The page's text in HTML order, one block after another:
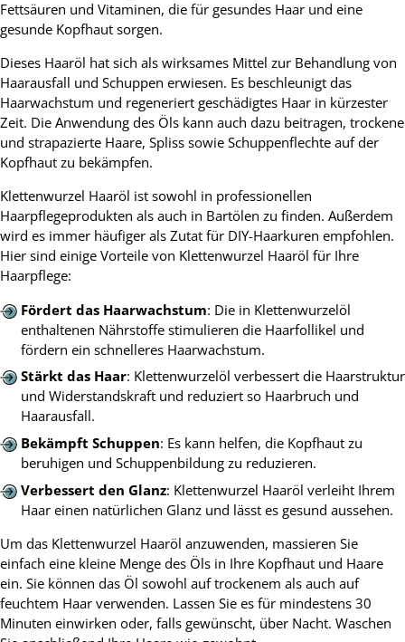
Fettsäuren und Vitaminen, die für gesundes Haar und eine
gesunde Kopfhaut sorgen.
Dieses Haaröl hat sich als wirksames Mittel zur Behandlung von
Haarausfall und Schuppen erwiesen. Es beschleunigt das
Haarwachstum und regeneriert geschädigtes Haar in kürzester
Zeit. Die Anwendung des Öls kann auch dazu beitragen, trockene
und strapazierte Haare, Spliss sowie Schuppenflechte auf der
Kopfhaut zu bekämpfen.
Klettenwurzel Haaröl ist sowohl in professionellen
Haarpflegeprodukten als auch in Bartölen zu finden. Außerdem
wird es immer häufiger als Zutat für DIY-Haarkuren empfohlen.
Hier sind einige Vorteile von Klettenwurzel Haaröl für Ihre
Haarpflege:
Fördert das Haarwachstum: Die in Klettenwurzelöl
enthaltenen Nährstoffe stimulieren die Haarfollikel und
fördern ein schnelleres Haarwachstum.
Stärkt das Haar: Klettenwurzelöl verbessert die Haarstruktur
und Widerstandskraft und reduziert so Haarbruch und
Haarausfall.
Bekämpft Schuppen: Es kann helfen, die Kopfhaut zu
beruhigen und Schuppenbildung zu reduzieren.
Verbessert den Glanz: Klettenwurzel Haaröl verleiht Ihrem
Haar einen natürlichen Glanz und lässt es gesund aussehen.
Um das Klettenwurzel Haaröl anzuwenden, massieren Sie
einfach eine kleine Menge des Öls in Ihre Kopfhaut und Haare
ein. Sie können das Öl sowohl auf trockenem als auch auf
feuchtem Haar verwenden. Lassen Sie es für mindestens 30
Minuten einwirken oder, falls gewünscht, über Nacht. Waschen